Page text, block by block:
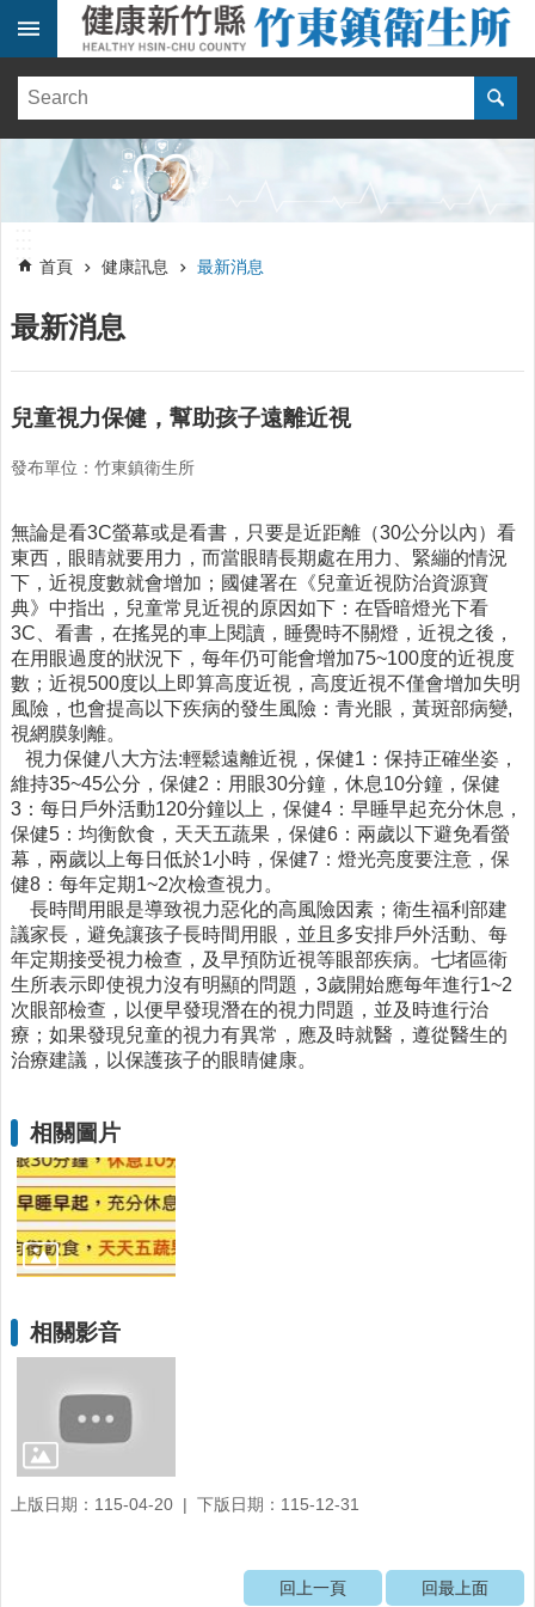
跳到主要內容區塊
健
訊
簡
便
務
上
名
醫
療
資
源
社
區
資
源
門
診
時
間
表
預
防
與
注
射
表
法
規
查
詢
站
連
關
連
結
首頁 健康訊息 最新消息
最新消息
兒童視力保健，幫助孩子遠離近視
發布單位：竹東鎮衛生所
無論是看3C螢幕或是看書，只要是近距離（30公分以內）看
東西，眼睛就要用力，而當眼睛長期處在用力、緊繃的情況
下，近視度數就會增加；國健署在《兒童近視防治資源寶
典》中指出，兒童常見近視的原因如下：在昏暗燈光下看
3C、看書，在搖晃的車上閱讀，睡覺時不關燈，近視之後，
在用眼過度的狀況下，每年仍可能會增加75~100度的近視度
數；近視500度以上即算高度近視，高度近視不僅會增加失明
風險，也會提高以下疾病的發生風險：青光眼，黃斑部病變,
視網膜剝離。
視力保健八大方法:輕鬆遠離近視，保健1：保持正確坐姿，
維持35~45公分，保健2：用眼30分鐘，休息10分鐘，保健
3：每日戶外活動120分鐘以上，保健4：早睡早起充分休息，
保健5：均衡飲食，天天五蔬果，保健6：兩歲以下避免看螢
幕，兩歲以上每日低於1小時，保健7：燈光亮度要注意，保
健8：每年定期1~2次檢查視力。
長時間用眼是導致視力惡化的高風險因素；衛生福利部建
議家長，避免讓孩子長時間用眼，並且多安排戶外活動、每
年定期接受視力檢查，及早預防近視等眼部疾病。七堵區衛
生所表示即使視力沒有明顯的問題，3歲開始應每年進行1~2
次眼部檢查，以便早發現潛在的視力問題，並及時進行治
療；如果發現兒童的視力有異常，應及時就醫，遵從醫生的
治療建議，以保護孩子的眼睛健康。
相關圖片
相關影音
上版日期：115-04-20 下版日期：115-12-31
回上一頁 回最上面